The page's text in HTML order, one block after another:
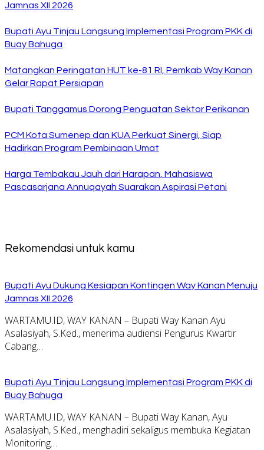
Jamnas XII 2026
Bupati Ayu Tinjau Langsung Implementasi Program PKK di
Buay Bahuga
Matangkan Peringatan HUT ke-81 RI, Pemkab Way Kanan
Gelar Rapat Persiapan
Bupati Tanggamus Dorong Penguatan Sektor Perikanan
PCM Kota Sumenep dan KUA Perkuat Sinergi, Siap
Hadirkan Program Pembinaan Umat
Harga Tembakau Jauh dari Harapan, Mahasiswa
Pascasarjana Annuqayah Suarakan Aspirasi Petani
Rekomendasi untuk kamu
Bupati Ayu Dukung Kesiapan Kontingen Way Kanan Menuju
Jamnas XII 2026
WARTAMU.ID, WAY KANAN – Bupati Way Kanan Ayu
Asalasiyah, S.Ked., menerima audiensi Pengurus Kwartir
Cabang…
Bupati Ayu Tinjau Langsung Implementasi Program PKK di
Buay Bahuga
WARTAMU.ID, WAY KANAN – Bupati Way Kanan, Ayu
Asalasiyah, S.Ked., menghadiri sekaligus membuka Kegiatan
Monitoring…